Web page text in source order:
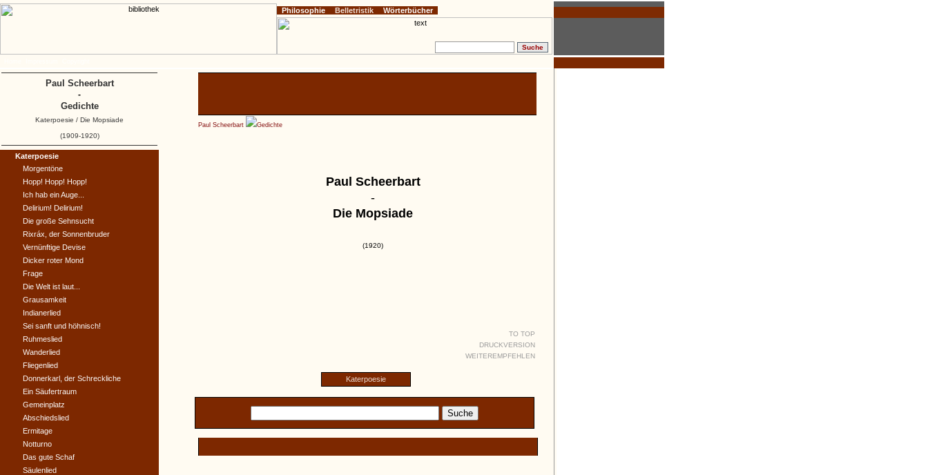
Paul Scheerbart Gedichte
Paul Scheerbart
-
Die Mopsiade
(1920)
TO TOP
DRUCKVERSION
WEITEREMPFEHLEN
Katerpoesie
Katerpoesie
Morgentöne
Hopp! Hopp! Hopp!
Ich hab ein Auge...
Delirium! Delirium!
Die große Sehnsucht
Rixráx, der Sonnenbruder
Vernünftige Devise
Dicker roter Mond
Frage
Die Welt ist laut...
Grausamkeit
Indianerlied
Sei sanft und höhnisch!
Ruhmeslied
Wanderlied
Fliegenlied
Donnerkarl, der Schreckliche
Ein Säufertraum
Gemeinplatz
Abschiedslied
Ermitage
Notturno
Das gute Schaf
Säulenlied
Philosophie Belletristik Wörterbücher
Paul Scheerbart
-
Gedichte
Katerpoesie / Die Mopsiade
(1909-1920)